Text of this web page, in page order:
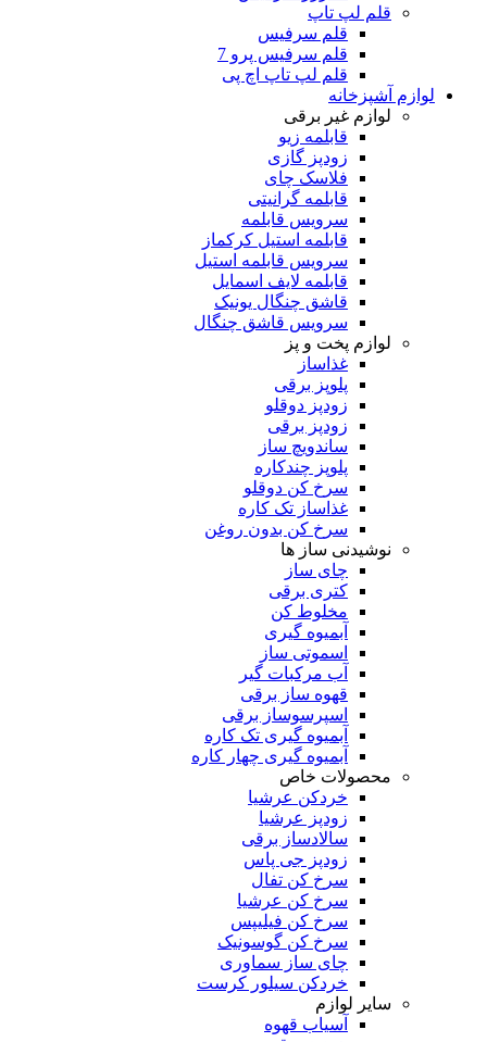
قلم لپ تاپ
قلم سرفیس
قلم سرفیس پرو 7
قلم لپ تاپ اچ پی
لوازم آشپزخانه
لوازم غیر برقی
قابلمه زیو
زودپز گازی
فلاسک چای
قابلمه گرانیتی
سرویس قابلمه
قابلمه استیل کرکماز
سرویس قابلمه استیل
قابلمه لایف اسمایل
قاشق چنگال یونیک
سرویس قاشق چنگال
لوازم پخت و پز
غذاساز
پلوپز برقی
زودپز دوقلو
زودپز برقی
ساندویچ ساز
پلوپز چندکاره
سرخ کن دوقلو
غذاساز تک کاره
سرخ کن بدون روغن
نوشیدنی ساز ها
چای ساز
کتری برقی
مخلوط کن
آبمیوه گیری
اسموتی ساز
آب مرکبات گیر
قهوه ساز برقی
اسپرسوساز برقی
آبمیوه گیری تک کاره
آبمیوه گیری چهار کاره
محصولات خاص
خردکن عرشیا
زودپز عرشیا
سالادساز برقی
زودپز جی پاس
سرخ کن تفال
سرخ کن عرشیا
سرخ کن فیلیپس
سرخ کن گوسونیک
چای ساز سماوری
خردکن سیلور کرست
سایر لوازم
آسیاب قهوه